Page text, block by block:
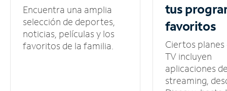
Encuentra una amplia
selección de deportes,
noticias, películas y los
favoritos de la familia.
tus
favoritos
Ciertos planes
TV incluyen
aplicaciones
streaming,